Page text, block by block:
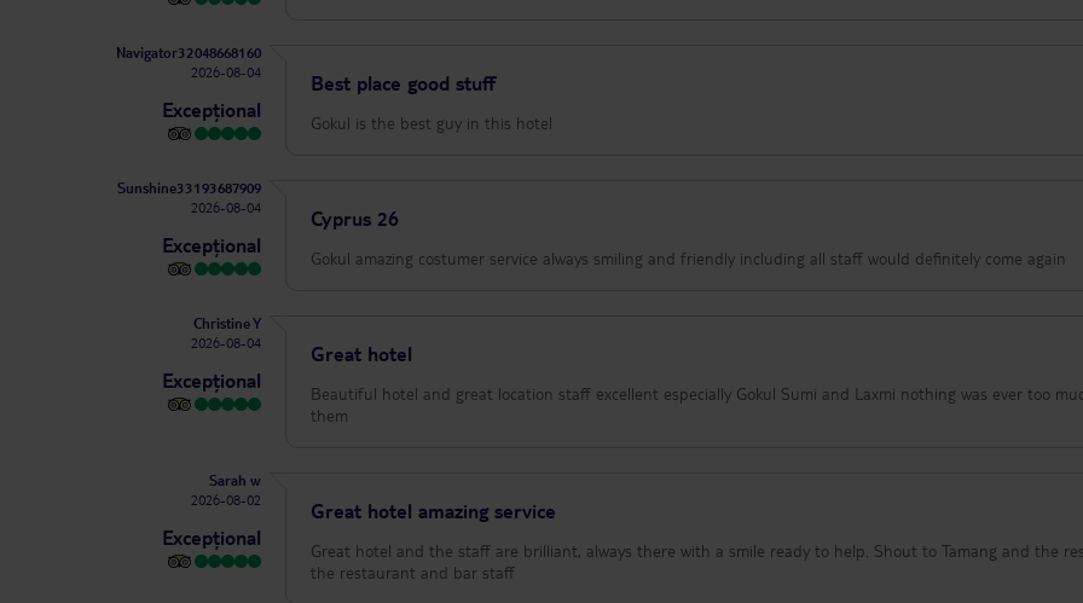
Navigator32048668160
2026-08-04
Excepțional
Best place good stuff
Gokul is the best guy in this hotel
Sunshine33193687909
2026-08-04
Excepțional
Cyprus 26
Gokul amazing costumer service always smiling and friendly including all staff would definitely come again
Christine Y
2026-08-04
Excepțional
Great hotel
Beautiful hotel and great location staff excellent especially Gokul Sumi and Laxmi nothing was ever too
them
Sarah w
2026-08-02
Excepțional
Great hotel amazing service
Great hotel and the staff are brilliant, always there with a smile ready to help. Shout to Tamang and the
the restaurant and bar staff